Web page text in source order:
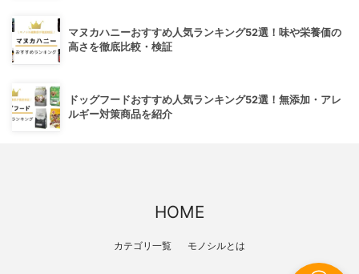
マヌカハニーおすすめ人気ランキング52選！味や栄養価の
高さを徹底比較・検証
ドッグフードおすすめ人気ランキング52選！無添加・アレ
ルギー対策商品を紹介
HOME
カテゴリ一覧 モノシルとは